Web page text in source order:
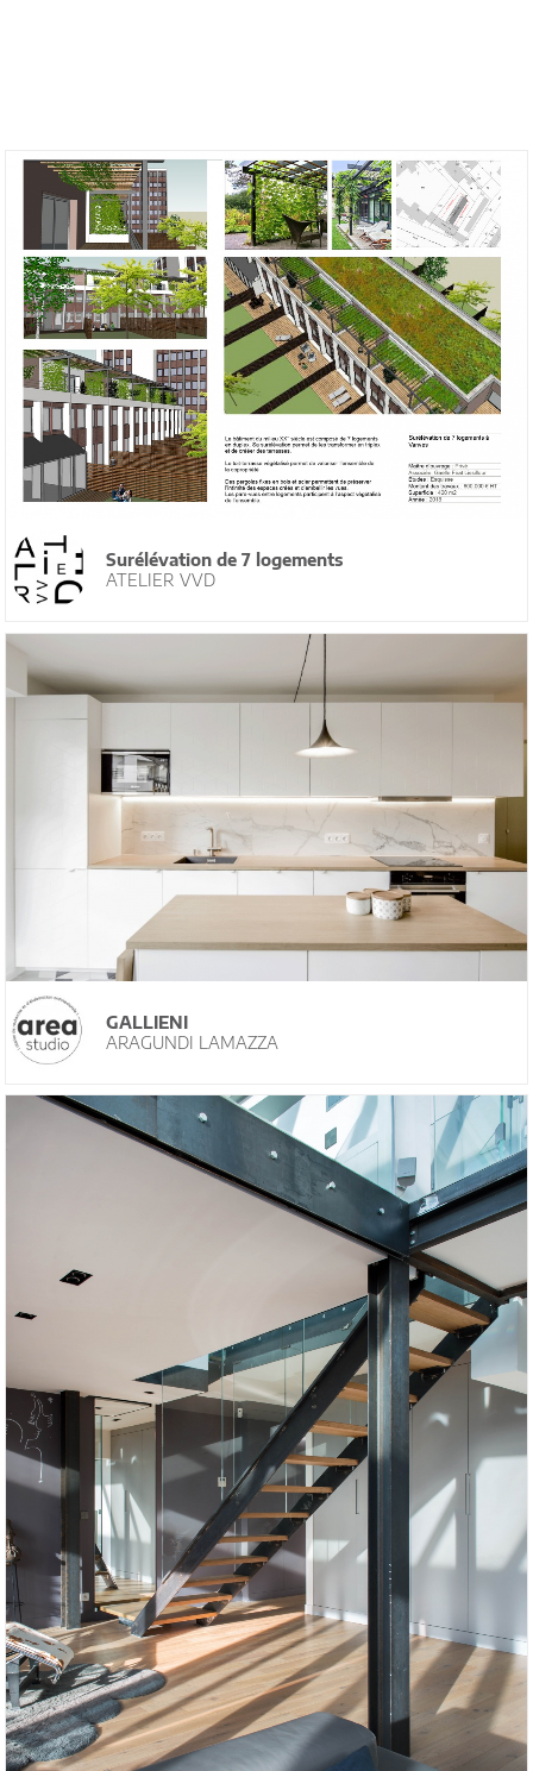
Surélévation de 7 logements
ATELIER VVD
GALLIENI
ARAGUNDI LAMAZZA